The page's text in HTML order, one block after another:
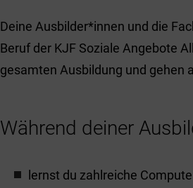
Deine Ausbilder*innen und die
Beruf der KJF Soziale Angebote
gesamten Ausbildung und gehen
Während deiner
lernst du zahlreiche